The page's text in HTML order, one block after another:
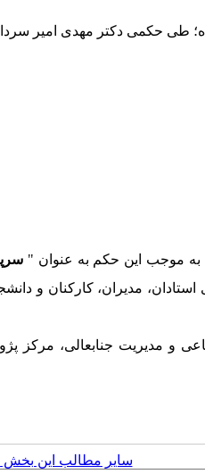
طی حکمی دکتر مهدی
به موجب این حکم به عنوان "
استادان، مدیران، کارکنان
و مدیریت جنابعالی، مرکز
سایر مطالب این بخش